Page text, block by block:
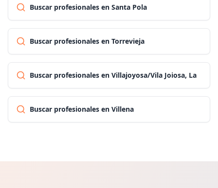
Buscar profesionales en Santa Pola
Buscar profesionales en Torrevieja
Buscar profesionales en Villajoyosa/Vila Joiosa, La
Buscar profesionales en Villena